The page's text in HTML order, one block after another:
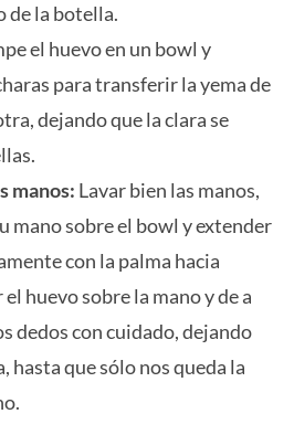
de la botella.
el huevo en un bowl y
para transferir la yema de
dejando que la clara se
manos: Lavar bien las manos,
mano sobre el bowl y extender
con la palma hacia
huevo sobre la mano y de a
dedos con cuidado, dejando
hasta que sólo nos queda la